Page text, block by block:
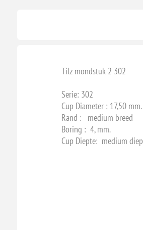
Tilz mondstuk 2 302
Serie: 302
Cup Diameter : 17,50 mm.
Rand : medium breed
Boring : 4, mm.
Cup Diepte: medium diep